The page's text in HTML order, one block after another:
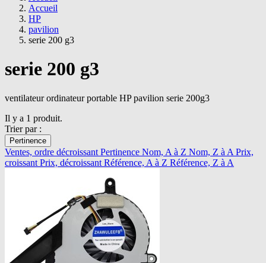
Accueil
HP
pavilion
serie 200 g3
serie 200 g3
ventilateur ordinateur portable HP pavilion serie 200g3
Il y a 1 produit.
Trier par :
Pertinence
Ventes, ordre décroissant Pertinence Nom, A à Z Nom, Z à A Prix,
croissant Prix, décroissant Référence, A à Z Référence, Z à A